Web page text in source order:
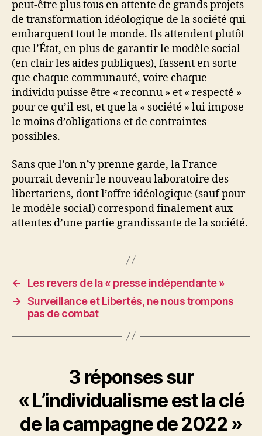
peut-être plus tous en attente de grands projets
de transformation idéologique de la société qui
embarquent tout le monde. Ils attendent plutôt
que l’État, en plus de garantir le modèle social
(en clair les aides publiques), fassent en sorte
que chaque communauté, voire chaque
individu puisse être « reconnu » et « respecté »
pour ce qu’il est, et que la « société » lui impose
le moins d’obligations et de contraintes
possibles.
Sans que l’on n’y prenne garde, la France
pourrait devenir le nouveau laboratoire des
libertariens, dont l’offre idéologique (sauf pour
le modèle social) correspond finalement aux
attentes d’une partie grandissante de la société.
←
Les revers de la « presse indépendante »
→ Surveillance et Libertés, ne nous trompons
pas de combat
3 réponses sur
« L’individualisme est la clé
de la campagne de 2022 »